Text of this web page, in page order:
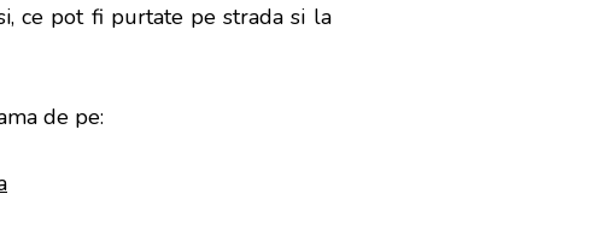
ce pot fi purtate pe strada si la
de pe: